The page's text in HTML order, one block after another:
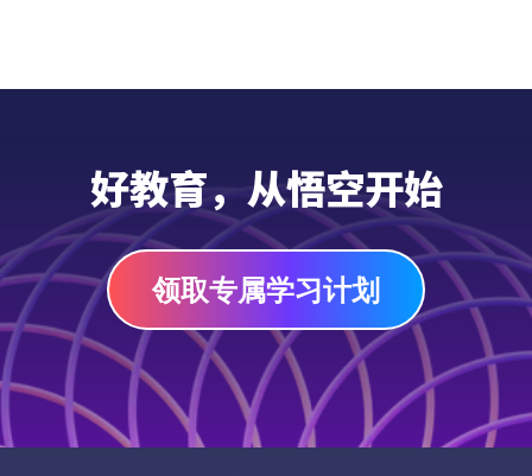
好教育，从悟空开始
领取专属学习计划